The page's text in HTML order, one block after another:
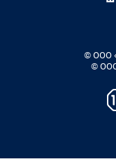
© ООО
© ООО